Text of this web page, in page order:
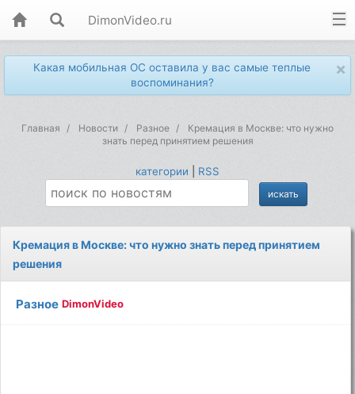
DimonVideo.ru
×
Какая мобильная ОС оставила у вас самые теплые
воспоминания?
Главная Новости Разное
Кремация в Москве: что нужно
знать перед принятием решения
категории RSS
Кремация в Москве: что нужно знать перед принятием
решения
Разное DimonVideo